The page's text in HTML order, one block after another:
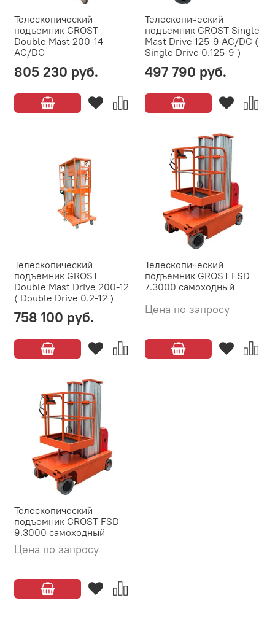
Телескопический
подъемник GROST
Double Mast 200-14
AC/DC
805 230 руб.
Телескопический
подъемник GROST Single
Mast Drive 125-9 AC/DC (
Single Drive 0.125-9 )
497 790 руб.
Телескопический
подъемник GROST
Double Mast Drive 200-12
( Double Drive 0.2-12 )
758 100 руб.
Телескопический
подъемник GROST FSD
7.3000 самоходный
Цена по запросу
Телескопический
подъемник GROST FSD
9.3000 самоходный
Цена по запросу